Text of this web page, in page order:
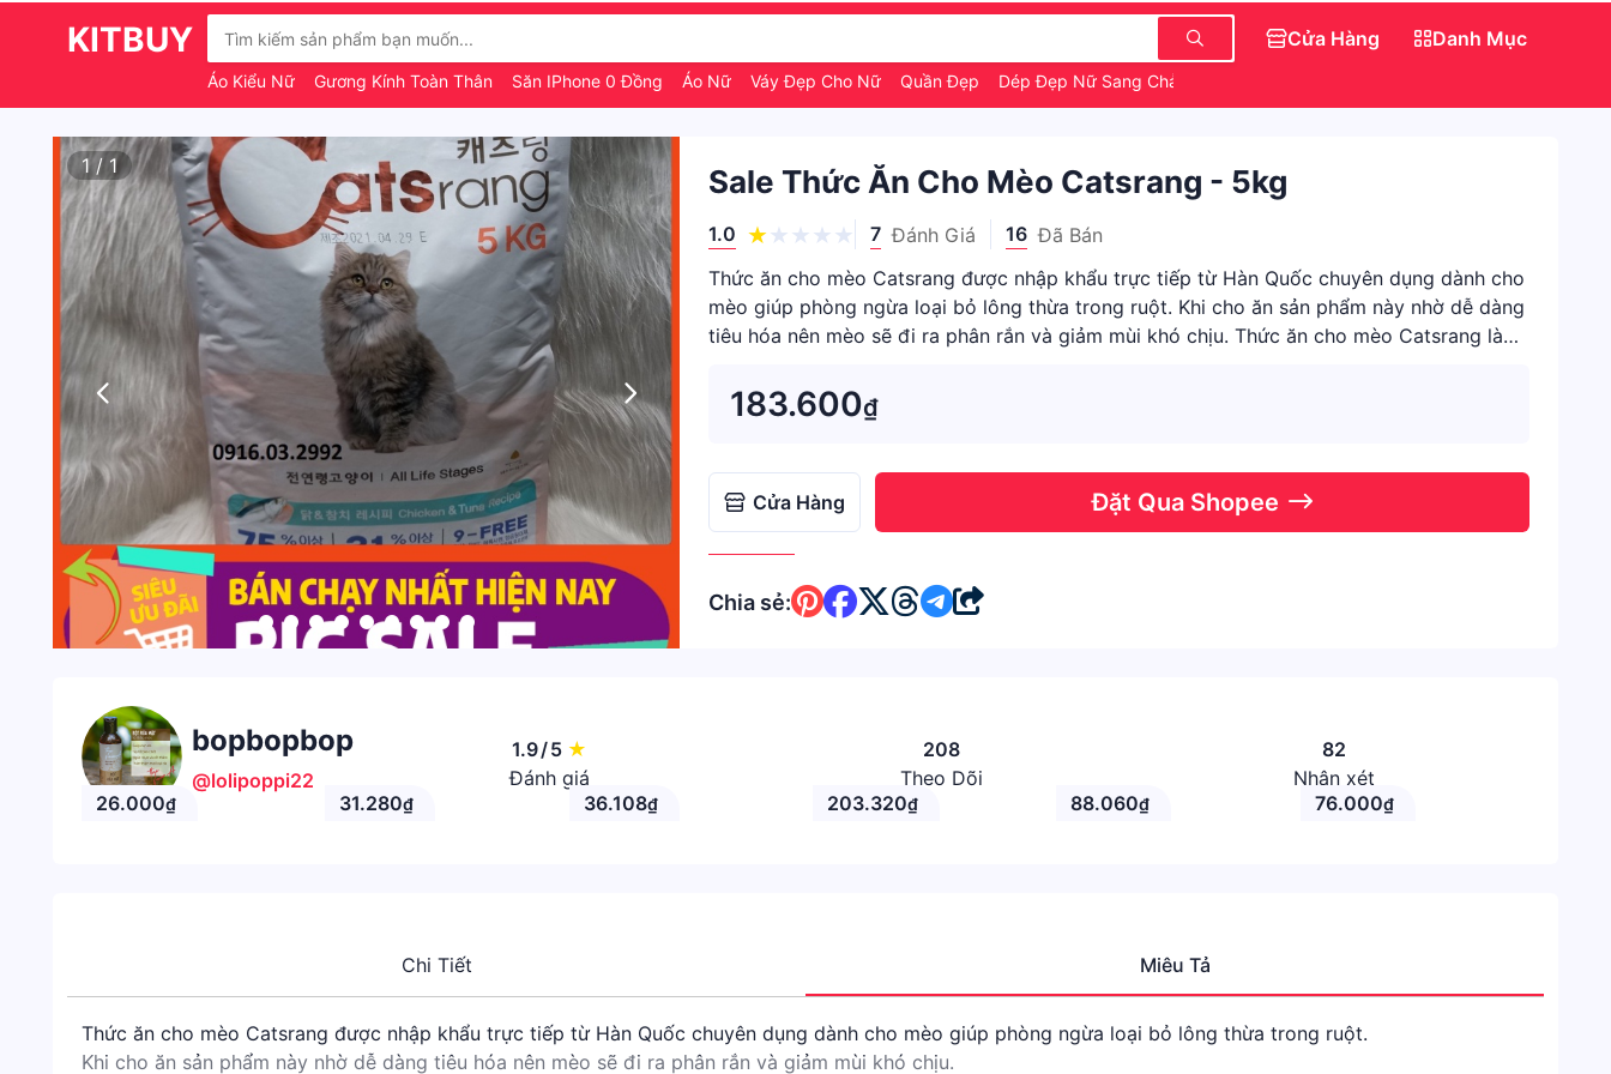
KITBUY
Áo Kiểu Nữ Gương Kính Toàn Thân Săn IPhone 0 Đồng Áo Nữ Váy Đẹp Cho Nữ Quần Đẹp Dép Đẹp Nữ Sang Chảnh
Cửa Hàng Danh Mục
1 / 1 Sale Thức Ăn Cho Mèo Catsrang - 5kg
1.0 7 Đánh Giá 16 Đã Bán
Thức ăn cho mèo Catsrang được nhập khẩu trực tiếp từ Hàn Quốc chuyên dụng dành cho
mèo giúp phòng ngừa loại bỏ lông thừa trong ruột. Khi cho ăn sản phẩm này nhờ dễ dàng
tiêu hóa nên mèo sẽ đi ra phân rắn và giảm mùi khó chịu. Thức ăn cho mèo Catsrang là
183.600₫
Cửa Hàng Đặt Qua Shopee
Chia sẻ:
bopbopbop
@lolipoppi22
1.9/5 ★
Đánh giá
208
Theo Dõi
82
Nhận xét
26.000₫ 31.280₫ 36.108₫ 203.320₫ 88.060₫ 76.000₫
Chi Tiết Miêu Tả
Thức ăn cho mèo Catsrang được nhập khẩu trực tiếp từ Hàn Quốc chuyên dụng dành cho mèo giúp phòng ngừa loại bỏ lông thừa trong ruột.
Khi cho ăn sản phẩm này nhờ dễ dàng tiêu hóa nên mèo sẽ đi ra phân rắn và giảm mùi khó chịu.